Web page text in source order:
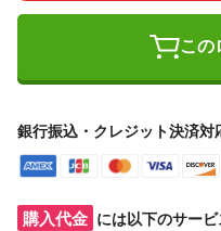
この
銀行振込・クレジット決済対
購入代金 には以下のサー